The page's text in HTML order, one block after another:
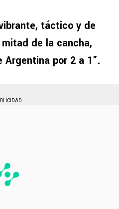
táctico y de
de la cancha,
por 2 a 1”.